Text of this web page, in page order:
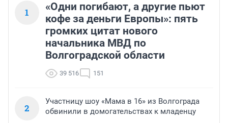
1
«Одни погибают, а другие пьют
кофе за деньги Европы»: пять
громких цитат нового
начальника МВД по
Волгоградской области
39 516 151
2
Участницу шоу «Мама в 16» из Волгограда
обвинили в домогательствах к младенцу